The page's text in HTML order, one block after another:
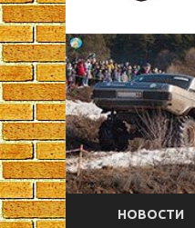
НОВОСТИ